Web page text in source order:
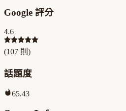
Google 評分
4.6
(107 則)
話題度
65.43